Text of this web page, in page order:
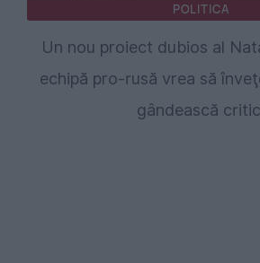
POLITICA
Un nou proiect dubios al
echipă pro-rusă vrea să
gândească